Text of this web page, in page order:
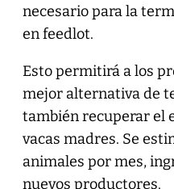
necesario para la
en feedlot.
Esto permitirá a los
mejor alternativa de
también recuperar el
vacas madres. Se
animales por mes,
nuevos productores.